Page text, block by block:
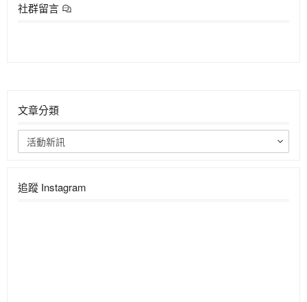
社群留言
文章分類
活動新訊
追蹤 Instagram